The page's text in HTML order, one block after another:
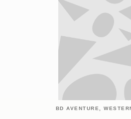
BD AVENTURE,